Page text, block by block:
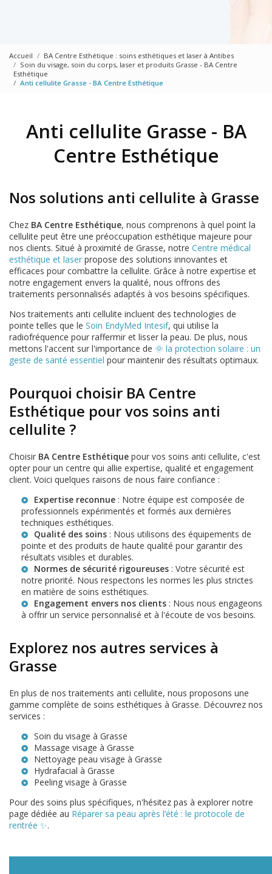
Accueil
BA Centre Esthétique : soins esthétiques et laser à Antibes
Soin du visage, soin du corps, laser et produits Grasse - BA Centre
Esthétique
Anti cellulite Grasse - BA Centre Esthétique
Anti cellulite Grasse - BA
Centre Esthétique
Nos solutions anti cellulite à Grasse
Chez BA Centre Esthétique, nous comprenons à quel point la
cellulite peut être une préoccupation esthétique majeure pour
nos clients. Situé à proximité de Grasse, notre Centre médical
esthétique et laser propose des solutions innovantes et
efficaces pour combattre la cellulite. Grâce à notre expertise et
notre engagement envers la qualité, nous offrons des
traitements personnalisés adaptés à vos besoins spécifiques.
Nos traitements anti cellulite incluent des technologies de
pointe telles que le Soin EndyMed Intesif, qui utilise la
radiofréquence pour raffermir et lisser la peau. De plus, nous
mettons l'accent sur l'importance de 🌞 la protection solaire : un
geste de santé essentiel pour maintenir des résultats optimaux.
Pourquoi choisir BA Centre
Esthétique pour vos soins anti
cellulite ?
Choisir BA Centre Esthétique pour vos soins anti cellulite, c'est
opter pour un centre qui allie expertise, qualité et engagement
client. Voici quelques raisons de nous faire confiance :
Expertise reconnue : Notre équipe est composée de
professionnels expérimentés et formés aux dernières
techniques esthétiques.
Qualité des soins : Nous utilisons des équipements de
pointe et des produits de haute qualité pour garantir des
résultats visibles et durables.
Normes de sécurité rigoureuses : Votre sécurité est
notre priorité. Nous respectons les normes les plus strictes
en matière de soins esthétiques.
Engagement envers nos clients : Nous nous engageons
à offrir un service personnalisé et à l'écoute de vos besoins.
Explorez nos autres services à
Grasse
En plus de nos traitements anti cellulite, nous proposons une
gamme complète de soins esthétiques à Grasse. Découvrez nos
services :
Soin du visage à Grasse
Massage visage à Grasse
Nettoyage peau visage à Grasse
Hydrafacial à Grasse
Peeling visage à Grasse
Pour des soins plus spécifiques, n'hésitez pas à explorer notre
page dédiée au Réparer sa peau après l’été : le protocole de
rentrée ✨.